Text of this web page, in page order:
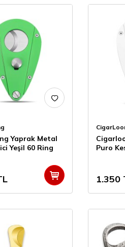
Yaprak Metal
Yeşil 60 Ring
Puro
1.350